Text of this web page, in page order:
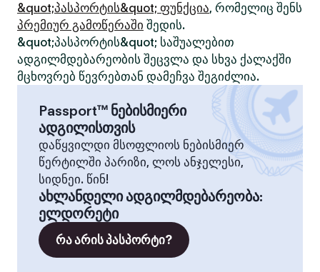
&quot;პასპორტის&quot; ფუნქცია, რომელიც შენს
პრემიურ გამოწერაში შედის.
&quot;პასპორტის&quot; საშუალებით
ადგილმდებარეობის შეცვლა და სხვა ქალაქში
მცხოვრებ წევრებთან დამეჩვა შეგიძლია.
Passport™ ნებისმიერი
ადგილისთვის
დაწყვილდი მსოფლიოს ნებისმიერ
წერტილში პარიზი, ლოს ანჯელესი,
სიდნეი. წინ!
ახლანდელი ადგილმდებარეობა:
ელდორეტი
რა არის პასპორტი?